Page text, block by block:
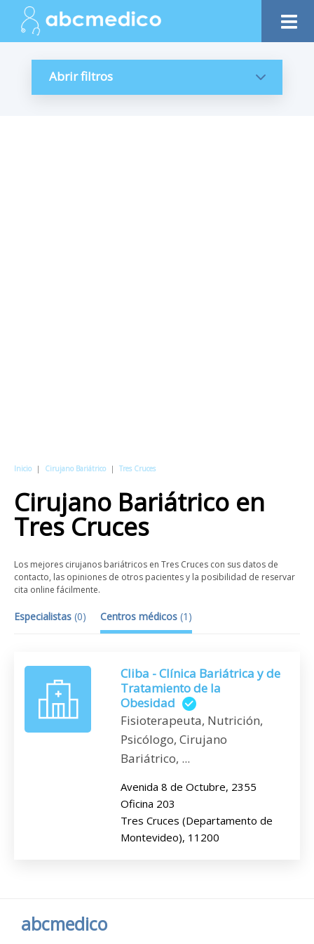
Abrir filtros
Inicio | Cirujano Bariátrico | Tres Cruces
Cirujano Bariátrico en
Tres Cruces
Los mejores cirujanos bariátricos en Tres Cruces con sus datos de
contacto, las opiniones de otros pacientes y la posibilidad de reservar
cita online fácilmente.
Especialistas (0) Centros médicos (1 )
Cliba - Clínica Bariátrica y de
Tratamiento de la
Obesidad
Fisioterapeuta, Nutrición,
Psicólogo, Cirujano
Bariátrico, ...
Avenida 8 de Octubre, 2355
Oficina 203
Tres Cruces (Departamento de
Montevideo), 11200
abcmedico